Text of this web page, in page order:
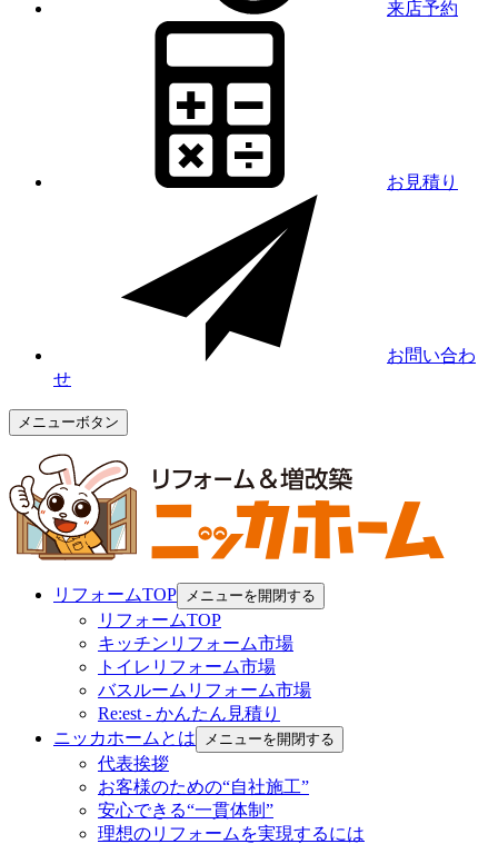
来店予約
お見積り
お問い合わ
せ
メニューボタン
リフォームTOP メニューを開閉する
リフォームTOP
キッチンリフォーム市場
トイレリフォーム市場
バスルームリフォーム市場
Re:est - かんたん見積り
ニッカホームとは
メニューを開閉する
代表挨拶
お客様のための“自社施工”
安心できる“一貫体制”
理想のリフォームを実現するには